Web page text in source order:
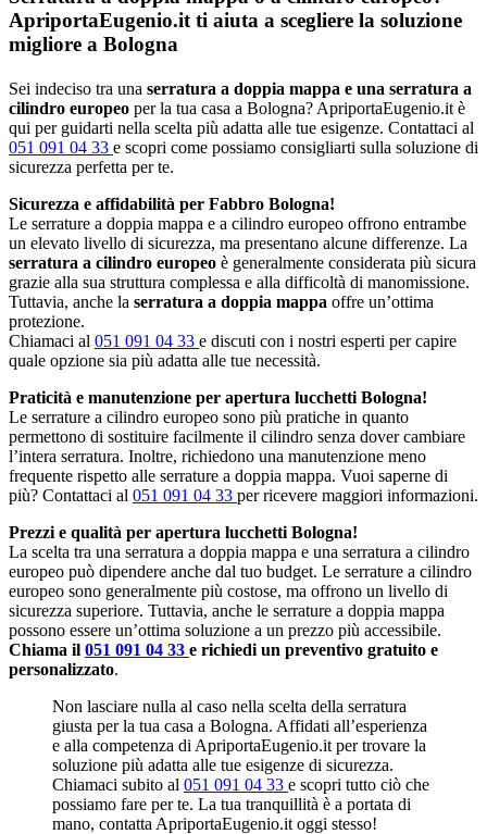
ApriportaEugenio.it ti aiuta a scegliere la soluzione
migliore a Bologna
Sei indeciso tra una serratura a doppia mappa e una serratura a
cilindro europeo per la tua casa a Bologna? ApriportaEugenio.it è
qui per guidarti nella scelta più adatta alle tue esigenze. Contattaci al
051 091 04 33 e scopri come possiamo consigliarti sulla soluzione di
sicurezza perfetta per te.
Sicurezza e affidabilità per Fabbro Bologna!
Le serrature a doppia mappa e a cilindro europeo offrono entrambe
un elevato livello di sicurezza, ma presentano alcune differenze. La
serratura a cilindro europeo è generalmente considerata più sicura
grazie alla sua struttura complessa e alla difficoltà di manomissione.
Tuttavia, anche la serratura a doppia mappa offre un’ottima
protezione.
Chiamaci al 051 091 04 33 e discuti con i nostri esperti per capire
quale opzione sia più adatta alle tue necessità.
Praticità e manutenzione per apertura lucchetti Bologna!
Le serrature a cilindro europeo sono più pratiche in quanto
permettono di sostituire facilmente il cilindro senza dover cambiare
l’intera serratura. Inoltre, richiedono una manutenzione meno
frequente rispetto alle serrature a doppia mappa. Vuoi saperne di
più? Contattaci al 051 091 04 33 per ricevere maggiori informazioni.
Prezzi e qualità per apertura lucchetti Bologna!
La scelta tra una serratura a doppia mappa e una serratura a cilindro
europeo può dipendere anche dal tuo budget. Le serrature a cilindro
europeo sono generalmente più costose, ma offrono un livello di
sicurezza superiore. Tuttavia, anche le serrature a doppia mappa
possono essere un’ottima soluzione a un prezzo più accessibile.
Chiama il 051 091 04 33 e richiedi un preventivo gratuito e
personalizzato.
Non lasciare nulla al caso nella scelta della serratura
giusta per la tua casa a Bologna. Affidati all’esperienza
e alla competenza di ApriportaEugenio.it per trovare la
soluzione più adatta alle tue esigenze di sicurezza.
Chiamaci subito al 051 091 04 33 e scopri tutto ciò che
possiamo fare per te. La tua tranquillità è a portata di
mano, contatta ApriportaEugenio.it oggi stesso!